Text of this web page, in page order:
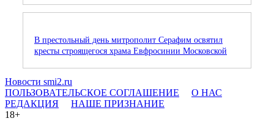
В престольный день митрополит Серафим освятил
кресты строящегося храма Евфросинии Московской
Новости smi2.ru
ПОЛЬЗОВАТЕЛЬСКОЕ СОГЛАШЕНИЕ
О НАС
РЕДАКЦИЯ
НАШЕ ПРИЗНАНИЕ
18+